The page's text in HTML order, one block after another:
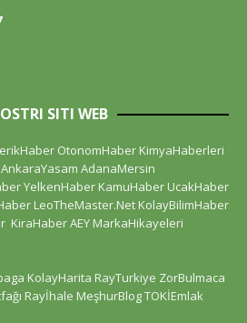
SITI WEB
OtonomHaber KimyaHaberleri
AnkaraYasam AdanaMersin
YelkenHaber KamuHaber UcakHaber
LeoTheMaster.Net KolayBilimHaber
KiraHaberAEY MarkaHikayeleri
KolayHarita RayTurkiye ZorBulmaca
Rayİhale MeşhurBlogTOKİEmlak